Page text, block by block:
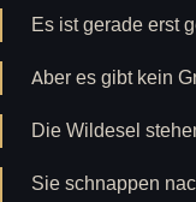
Es ist gerade erst
Aber es gibt kein
Die Wildesel
Sie schnappen